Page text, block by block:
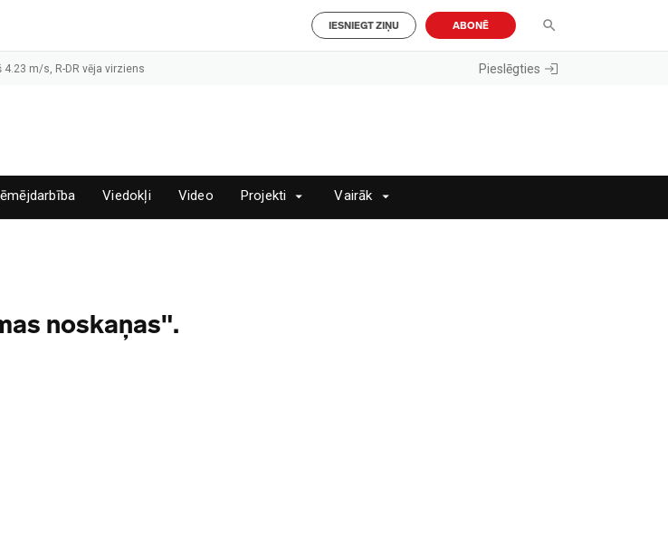
IESNIEGT ZIŅU ABONĒ
4.23 m/s, R-DR vēja virziens Pieslēgties
Viedokļi Video Projekti Vairāk
noskaņas".